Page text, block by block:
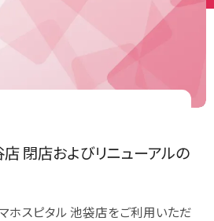
閉店およびリニューアルの
ホスピタル 池袋店をご利用いただ